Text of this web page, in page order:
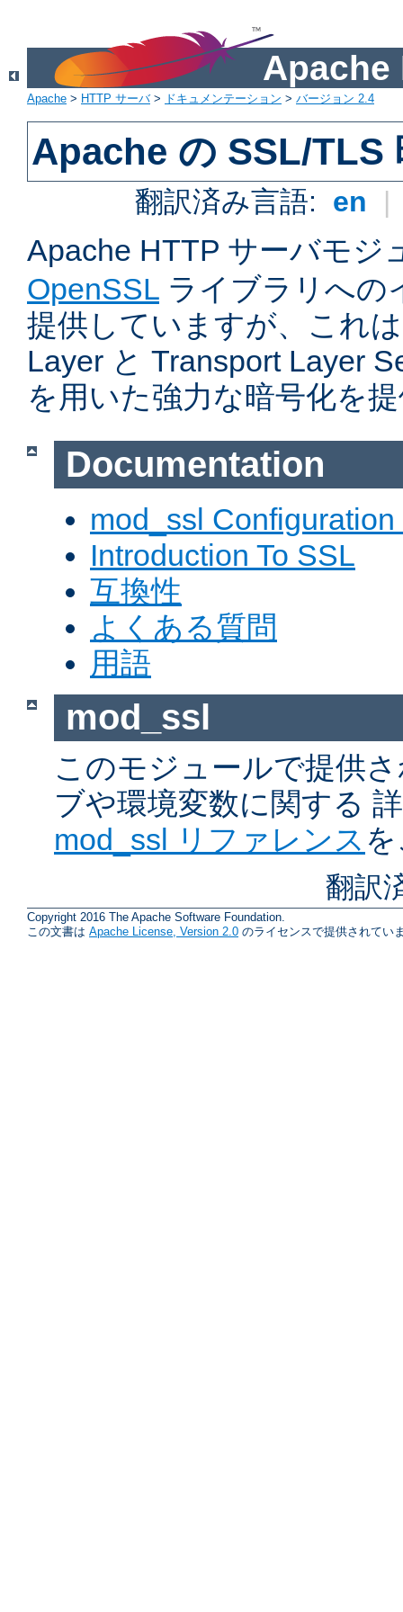
Apache
Apache > HTTP サーバ> ドキュメンテーション > バージョン 2.4
Apache の SSL/TLS
翻訳済み言語: en |
Apache HTTP サーバモジ
OpenSSL ライブラリへの
提供していますが、これ
Layer と Transport Layer
を用いた強力な暗号化を
Documentation
mod_ssl Configuration
Introduction To SSL
互換性
よくある質問
用語
mod_ssl
このモジュールで提供
ブや環境変数に関する
mod_ssl リファレンス
翻訳
Copyright 2016 The Apache Software Foundation.
この文書は Apache License, Version 2.0 のライセンスで提供されてい